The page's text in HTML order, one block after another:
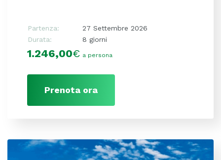
Partenza:
27 Settembre 2026
Durata:
8 giorni
1.246,00€ a persona
Prenota ora